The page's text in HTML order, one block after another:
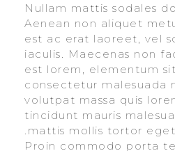
Nullam mattis sodales
Aenean non aliquet
est ac erat laoreet, vel
iaculis. Maecenas non
est lorem, elementum
consectetur malesuada
volutpat massa quis
tincidunt mauris
mattis mollis tortor eget
Proin commodo porta